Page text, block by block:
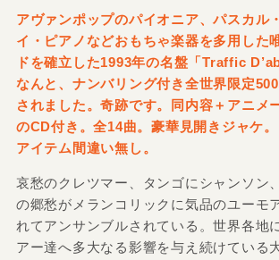
アヴァンポップのパイオニア、パスカル
イ・ピアノなどおもちゃ楽器を多用した
ドを確立した1993年の名盤「Traffic
なんと、ナンバリング付き全世界限定
されました。奇跡です。同内容＋アニメ
のCD付き。全14曲。豪華見開きジャケ。
アイテム間違い無し。
哀愁のクレツマー、タンゴにシャンソン
の郷愁がメランコリックに気品のユーモ
れてアンサンブルされている。世界各地
アー達へ多大なる影響を与え続けている